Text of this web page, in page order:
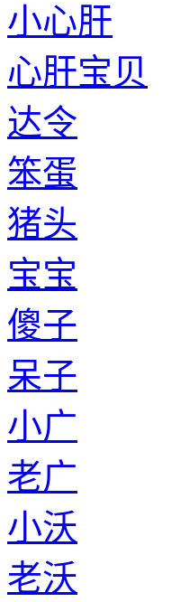
小心肝
心肝宝贝
达令
笨蛋
猪头
宝宝
傻子
呆子
小广
老广
小沃
老沃